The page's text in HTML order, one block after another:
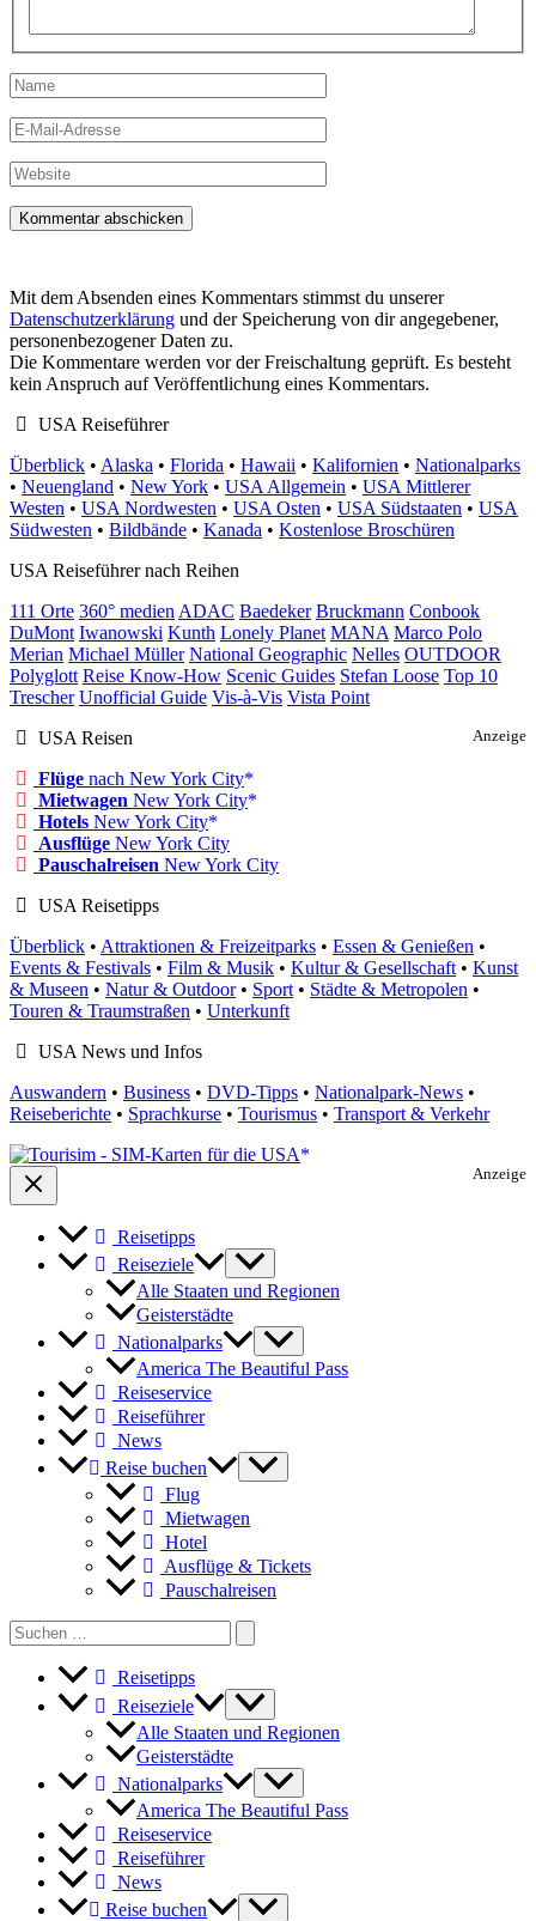
Name
E-
Mail-
Adresse
Website
Mit dem Absenden eines Kommentars stimmst du unserer
Datenschutzerklärung und der Speicherung von dir angegebener,
personenbezogener Daten zu.
Die Kommentare werden vor der Freischaltung geprüft. Es besteht
kein Anspruch auf Veröffentlichung eines Kommentars.
USA Reiseführer
Überblick • Alaska • Florida • Hawaii • Kalifornien • Nationalparks
• Neuengland • New York • USA Allgemein • USA Mittlerer
Westen • USA Nordwesten • USA Osten • USA Südstaaten • USA
Südwesten • Bildbände • Kanada • Kostenlose Broschüren
USA Reiseführer nach Reihen
111 Orte 360° medien ADAC Baedeker Bruckmann Conbook
DuMont Iwanowski Kunth Lonely Planet MANA Marco Polo
Merian Michael Müller National Geographic Nelles OUTDOOR
Polyglott Reise Know-How Scenic Guides Stefan Loose Top 10
Trescher Unofficial Guide Vis-à-Vis Vista Point
Anzeige
USA Reisen
Flüge nach New York City
Mietwagen New York City
Hotels New York City
Ausflüge New York City
Pauschalreisen New York City
USA Reisetipps
Überblick • Attraktionen & Freizeitparks • Essen & Genießen •
Events & Festivals • Film & Musik • Kultur & Gesellschaft • Kunst
& Museen • Natur & Outdoor• Sport • Städte & Metropolen •
Touren & Traumstraßen • Unterkunft
USA News und Infos
Auswandern • Business • DVD-Tipps • Nationalpark-News •
Reiseberichte • Sprachkurse • Tourismus • Transport & Verkehr
Anzeige
Reisetipps
Reiseziele
Alle Staaten und Regionen
Geisterstädte
Nationalparks
America The Beautiful Pass
Reiseservice
Reiseführer
News
Reise buchen
Flug
Mietwagen
Hotel
Ausflüge & Tickets
Pauschalreisen
Search
for:
Reisetipps
Reiseziele
Alle Staaten und Regionen
Geisterstädte
Nationalparks
America The Beautiful Pass
Reiseservice
Reiseführer
News
Reise buchen